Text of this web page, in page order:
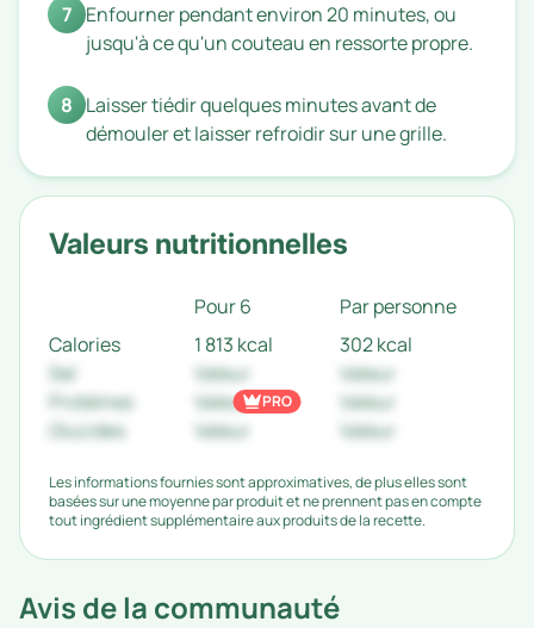
7 Enfourner pendant environ 20 minutes, ou
jusqu'à ce qu'un couteau en ressorte propre.
8 Laisser tiédir quelques minutes avant de
démouler et laisser refroidir sur une grille.
Valeurs nutritionnelles
Pour 6
Par personne
Calories
1 813 kcal
302 kcal
Sel
Valeur
Valeur
Protéines
Valeur
Valeur
Glucides
Valeur Valeur
PRO
Les informations fournies sont approximatives, de plus elles sont
basées sur une moyenne par produit et ne prennent pas en compte
tout ingrédient supplémentaire aux produits de la recette.
Avis de la communauté